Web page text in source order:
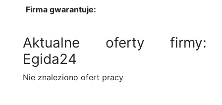
Firma gwarantuje:
Aktualne oferty firmy:
Egida24
Nie znaleziono ofert pracy